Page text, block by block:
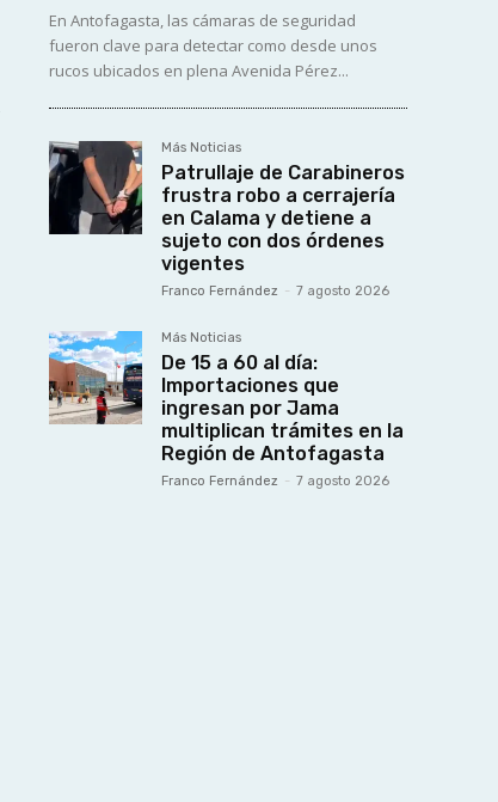
En Antofagasta, las cámaras de seguridad
fueron clave para detectar como desde unos
rucos ubicados en plena Avenida Pérez...
Más Noticias
Patrullaje de Carabineros
frustra robo a cerrajería
en Calama y detiene a
sujeto con dos órdenes
vigentes
Franco Fernández - 7 agosto 2026
Más Noticias
De 15 a 60 al día:
Importaciones que
ingresan por Jama
multiplican trámites en la
Región de Antofagasta
Franco Fernández - 7 agosto 2026